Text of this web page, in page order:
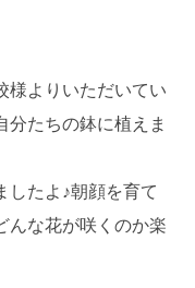
様よりいただいてい
分たちの鉢に植えま
したよ♪朝顔を育て
んな花が咲くのか楽